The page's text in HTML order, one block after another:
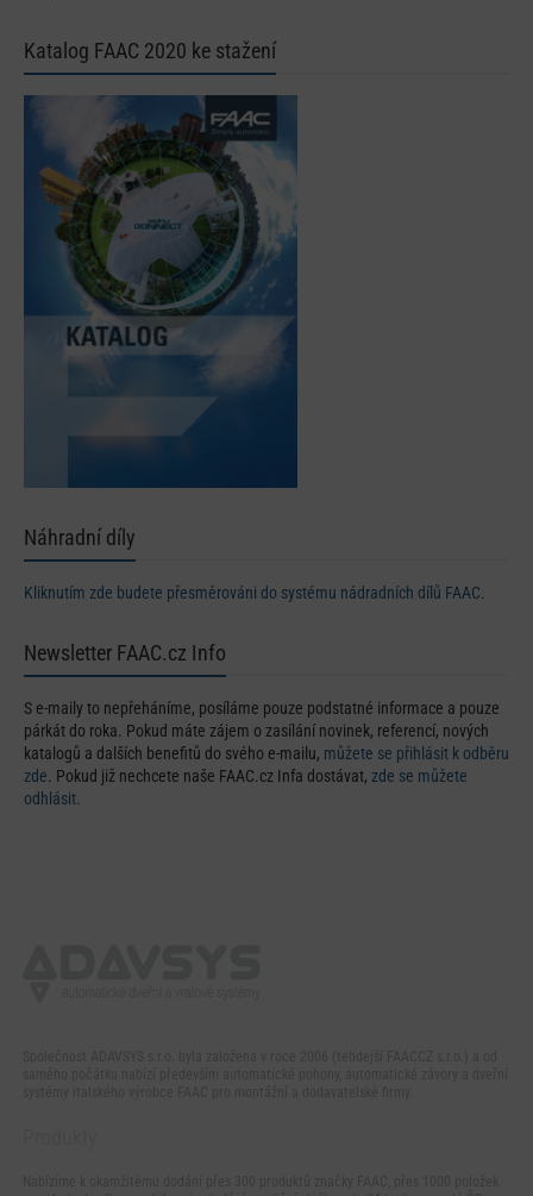
Katalog FAAC 2020 ke stažení
Náhradní díly
Kliknutím zde budete přesměrováni do systému nádradních dílů FAAC.
Newsletter FAAC.cz Info
S e-maily to nepřeháníme, posíláme pouze podstatné informace a pouze
párkát do roka. Pokud máte zájem o zasílání novinek, referencí, nových
katalogů a dalších benefitů do svého e-mailu, můžete se přihlásit k odběru
zde. Pokud již nechcete naše FAAC.cz Infa dostávat, zde se můžete
odhlásit.